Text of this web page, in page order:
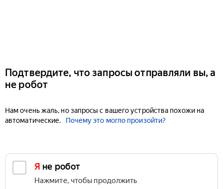
Подтвердите, что запросы отправляли вы, а
не робот
Нам очень жаль, но запросы с вашего устройства похожи на
автоматические.
Почему это могло произойти?
Я не робот
Нажмите, чтобы продолжить